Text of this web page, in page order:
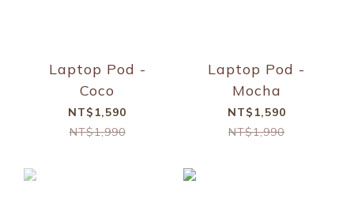
Laptop Pod -
Coco
NT$1,590
NT$1,990
Laptop Pod -
Mocha
NT$1,590
NT$1,990